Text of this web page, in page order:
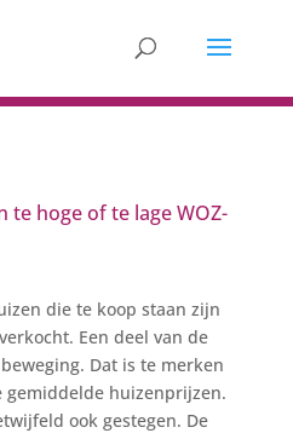
te hoge of te lage WOZ-
die te koop staan zijn
Een deel van de
Dat is te merken
gemiddelde huizenprijzen.
ook gestegen. De